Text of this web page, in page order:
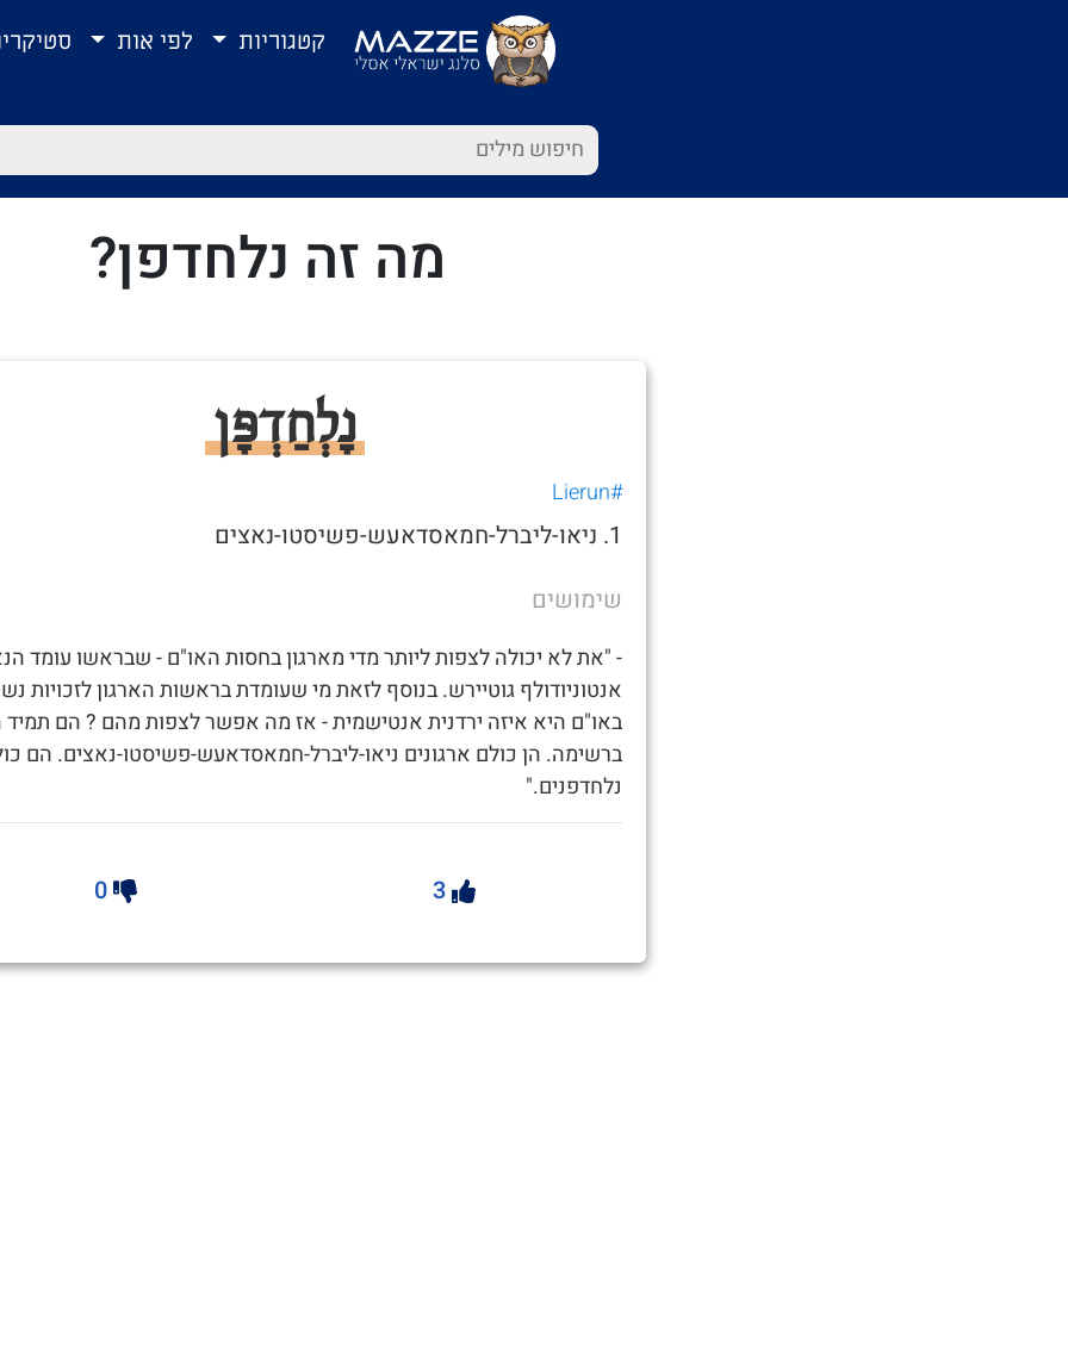
קטגוריות לפי אות
מה זה נלחדפן?
נָלְחַדְפָּן
#Lierun
1. ניאו-ליברל-חמאסדאעש-פשיסטו-נאצים
שימושים
- "את לא יכולה לצפות ליותר מדי מארגון בחסות האו"ם - שבראשו עומד
אנטוניודולף גוטיירש. בנוסף לזאת מי שעומדת בראשות הארגון לזכויות
באו"ם היא איזה ירדנית אנטישמית - אז מה אפשר לצפות מהם ? הם תמיד
ברשימה. הן כולם ארגונים ניאו-ליברל-חמאסדאעש-פשיסטו-נאצים. הם
נלחדפנים."
3
0